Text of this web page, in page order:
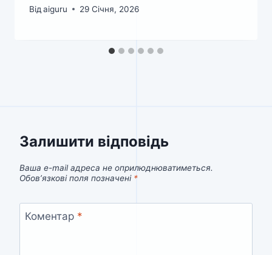
Від aiguru 29 Січня, 2026
Залишити відповідь
Ваша e-mail адреса не оприлюднюватиметься.
Обов’язкові поля позначені *
Коментар *